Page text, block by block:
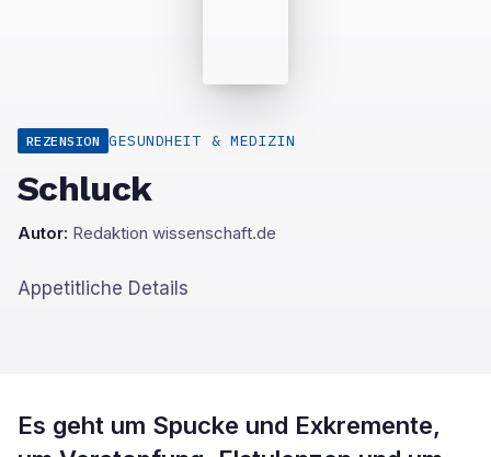
REZENSION GESUNDHEIT & MEDIZIN
Schluck
Autor: Redaktion wissenschaft.de
Appetitliche Details
Es geht um Spucke und Exkremente,